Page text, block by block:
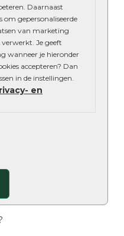
Daarnaast
om gepersonaliseerde
van marketing
verwerkt. Je geeft
wanneer je hieronder
accepteren? Dan
in de instellingen.
en